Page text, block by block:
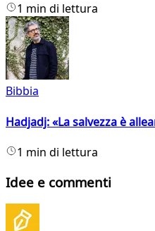
1 min di lettura
Bibbia
Hadjadj: «La salvezza è
1 min di lettura
Idee e commenti